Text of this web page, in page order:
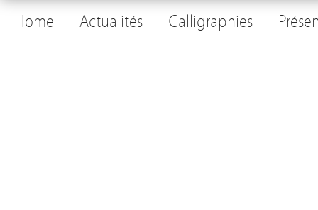
Home Actualités Calligraphies